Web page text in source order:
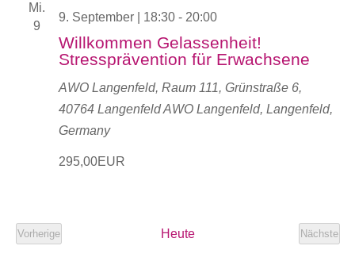
Mi.
9
Willkommen Gelassenheit!
Stressprävention für Erwachsene
9. September | 18:30- 20:00
AWO Langenfeld, Raum 111, Grünstraße 6,
40764 LangenfeldAWO Langenfeld, Langenfeld,
Germany
295,00EUR
Vorherige
Veranstaltungen
Heute
Nächste